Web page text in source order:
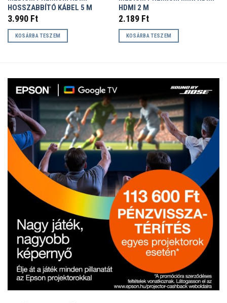
HOSSZABBÍTÓ KÁBEL 5 M
3.990 Ft
KOSÁRBA TESZEM
HDMI 2 M
2.189 Ft
KOSÁRBA TESZEM